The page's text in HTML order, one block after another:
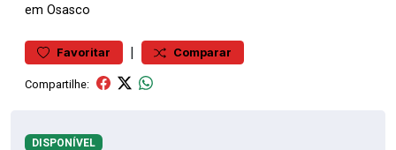
em Osasco
Favoritar | Comparar
Compartilhe:
DISPONÍVEL